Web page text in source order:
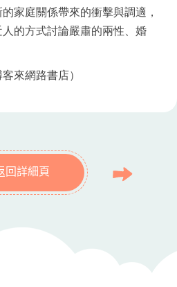
家庭關係帶來的衝擊與調適，
的方式討論嚴肅的兩性、婚
來網路書店）
回詳細頁